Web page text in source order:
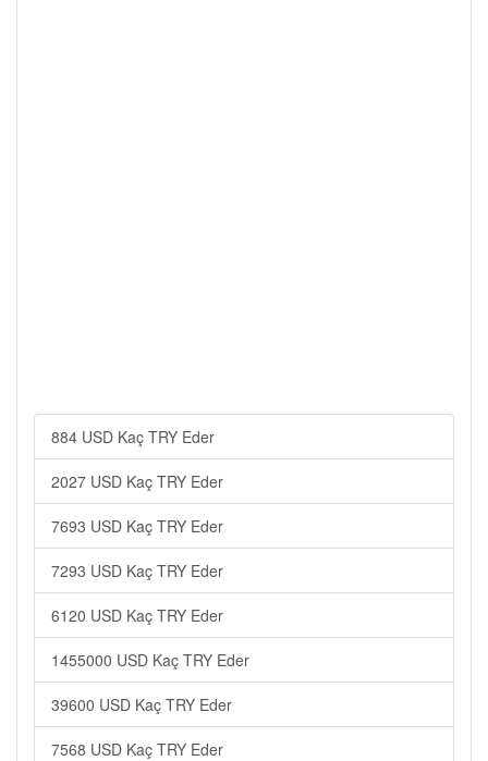
884 USD Kaç TRY Eder
2027 USD Kaç TRY Eder
7693 USD Kaç TRY Eder
7293 USD Kaç TRY Eder
6120 USD Kaç TRY Eder
1455000 USD Kaç TRY Eder
39600 USD Kaç TRY Eder
7568 USD Kaç TRY Eder